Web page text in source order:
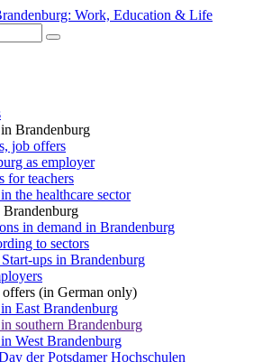
Brandenburg
job offers
as employer
for teachers
the healthcare sector
Brandenburg
in demand in Brandenburg
to sectors
ups in Brandenburg
(in German only)
East Brandenburg
southern Brandenburg
West Brandenburg